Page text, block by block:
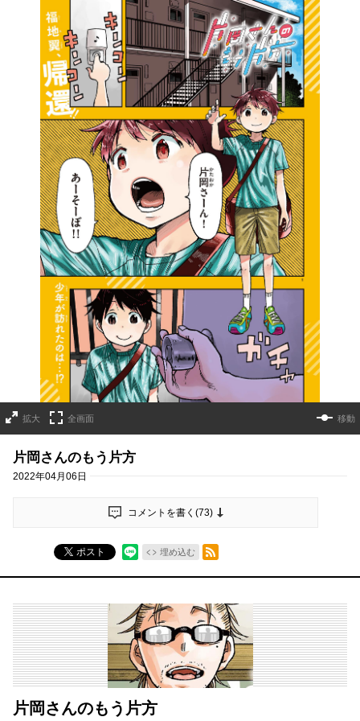
拡大 全画面 移動
片岡さんのもう片方
2022年04月06日
コメントを書く(73)
ポスト 埋め込む
RSSフィード
片岡さんのもう片方